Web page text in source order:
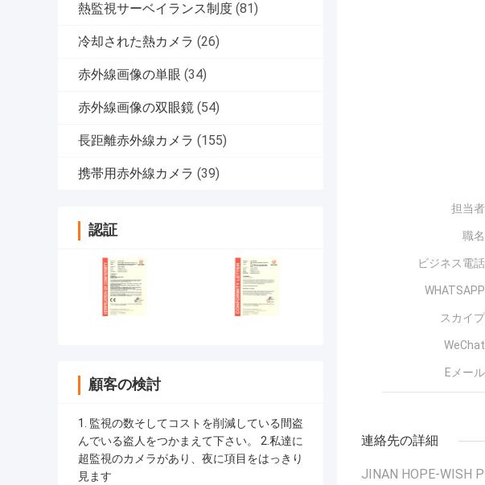
熱監視サーベイランス制度 (81)
冷却された熱カメラ (26)
赤外線画像の単眼 (34)
赤外線画像の双眼鏡 (54)
長距離赤外線カメラ (155)
携帯用赤外線カメラ (39)
認証
顧客の検討
1. 監視の数そしてコストを削減している間盗
んでいる盗人をつかまえて下さい。 2.私達に
超監視のカメラがあり、夜に項目をはっきり
見ます
担当
職
ビジネス電
スカイ
WeChat
Eメー
連絡先の詳細
JINAN HOPE-WISH